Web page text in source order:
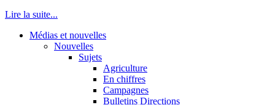
Lire la suite...
Médias et nouvelles
Nouvelles
Sujets
Agriculture
En chiffres
Campagnes
Bulletins Directions